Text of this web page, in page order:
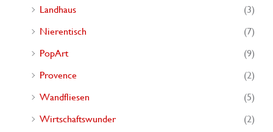
Landhaus
(3)
Nierentisch
(7)
PopArt
(9)
Provence
(2)
Wandfliesen
(5)
Wirtschaftswunder
(2)